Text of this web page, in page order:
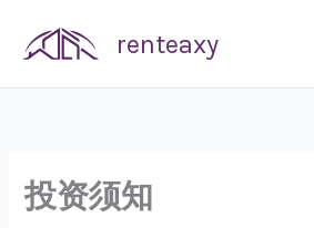
content
renteaxy
投资须知